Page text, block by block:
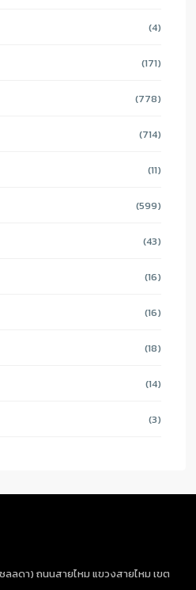
(4)
(171)
(778)
(714)
(11)
(599)
(43)
(16)
(16)
(18)
(14)
(3)
ลดา) ถนนสายไหม แขวงสายไหม เขต